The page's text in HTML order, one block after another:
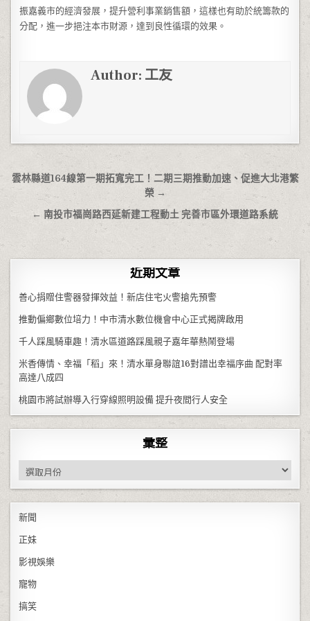
振嘉義市的經濟發展，提升營利事業銷售額，這樣也有助於統籌款的
分配，進一步挹注本市財源，達到良性循環的效果。
Author: 工友
文章導覽
雲林縣道164線第一期拓寬完工！二期三期推動加速、促進大北港繁
榮 →
← 南投市福崗路西延新建工程動土 完善市區外環道路系統
近期文章
善心捐贈住警器發揮效益！新店住宅火警搶先預警
推動偏鄉數位培力！中市清水數位機會中心正式揭牌啟用
千人踩風騎車趣！清水區道路踩風親子嘉年華熱鬧登場
米香傳情、幸福「稻」來！清水單身聯誼16對譜出幸福序曲 配對率
高達八成四
桃園市將試辦導入行穿線照明設備 提升夜間行人安全
彙整
彙整
新聞
正妹
影視娛樂
寵物
搞笑